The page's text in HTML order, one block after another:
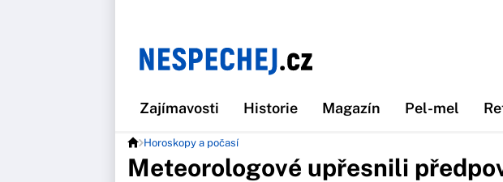
Zajímavosti Historie Magazín Pel-mel
Horoskopy a počasí
Meteorologové upřesnili